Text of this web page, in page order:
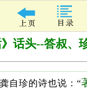
》话头--答叔、
自珍的诗也说：“